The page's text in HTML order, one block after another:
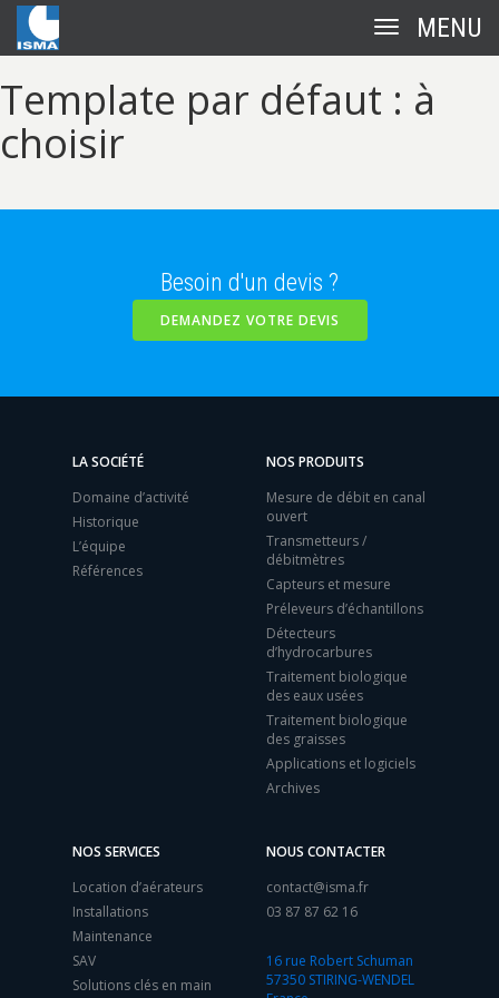
Toggle
Template par défaut : à
choisir
Besoin d'un devis ?
DEMANDEZ VOTRE DEVIS
LA SOCIÉTÉ
Domaine d’activité
Historique
L’équipe
Références
NOS PRODUITS
Mesure de débit en canal
ouvert
Transmetteurs /
débitmètres
Capteurs et mesure
Préleveurs d’échantillons
Détecteurs
d’hydrocarbures
Traitement biologique
des eaux usées
Traitement biologique
des graisses
Applications et logiciels
Archives
NOS SERVICES
Location d’aérateurs
Installations
Maintenance
SAV
Solutions clés en main
NOUS CONTACTER
contact@isma.fr
03 87 87 62 16
16 rue Robert Schuman
57350 STIRING-WENDEL